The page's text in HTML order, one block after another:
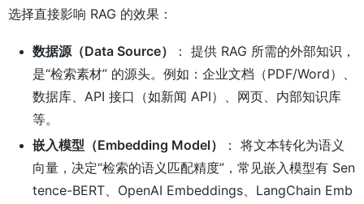
选择直接影响 RAG 的效果：
数据源（Data Source）
： 提供 RAG 所需的外部知识，
是“检索素材” 的源头。例如：企业文档（PDF/Word）、
数据库、API 接口（如新闻 API）、网页、内部知识库
等。
嵌入模型（Embedding Model）
： 将文本转化为语义
向量，决定“检索的语义匹配精度”，常见嵌入模型有 Sen
tence-BERT、OpenAI Embeddings、LangChain Emb